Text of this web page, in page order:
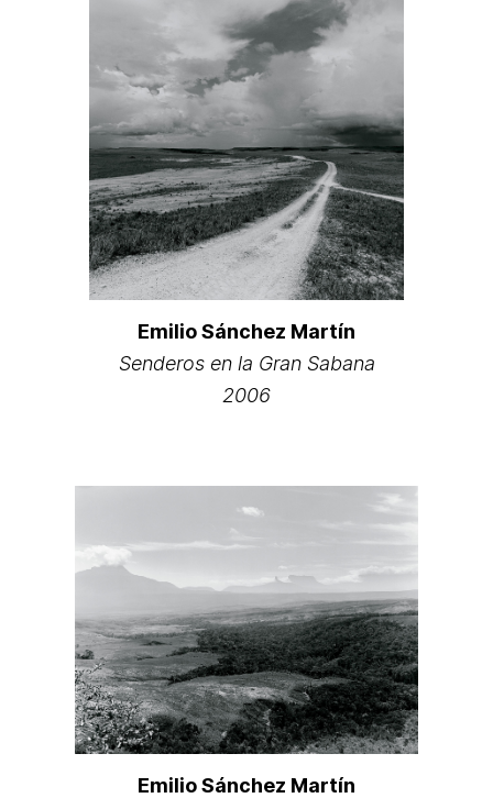
Emilio Sánchez Martín
Senderos en la Gran Sabana
2006
Emilio Sánchez Martín